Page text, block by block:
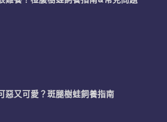
惡又可愛？斑腿樹蛙飼養指南